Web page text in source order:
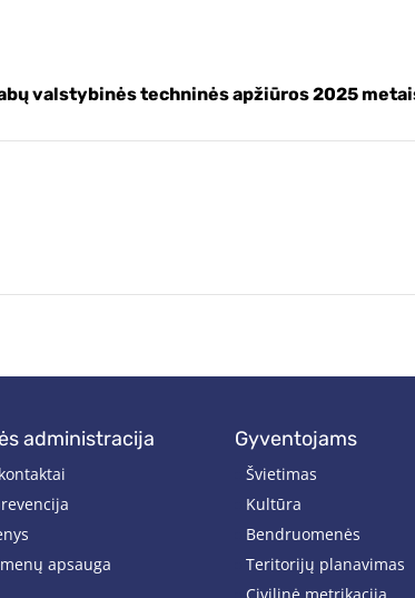
valstybinės techninės apžiūros 2025
administracija
apsauga
gyventojams
Švietimas
Kultūra
Bendruomenės
Teritorijų planavimas
Civilinė metrikacija